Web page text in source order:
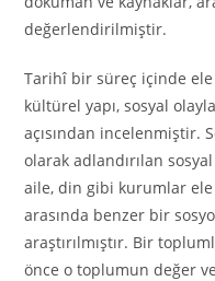
değerlendirilmiştir.
Tarihî bir süreç içinde ele
kültürel yapı, sosyal
açısından incelenmiştir.
olarak adlandırılan
aile, din gibi kurumlar ele
arasında benzer bir
araştırılmıştır. Bir
önce o toplumun değer